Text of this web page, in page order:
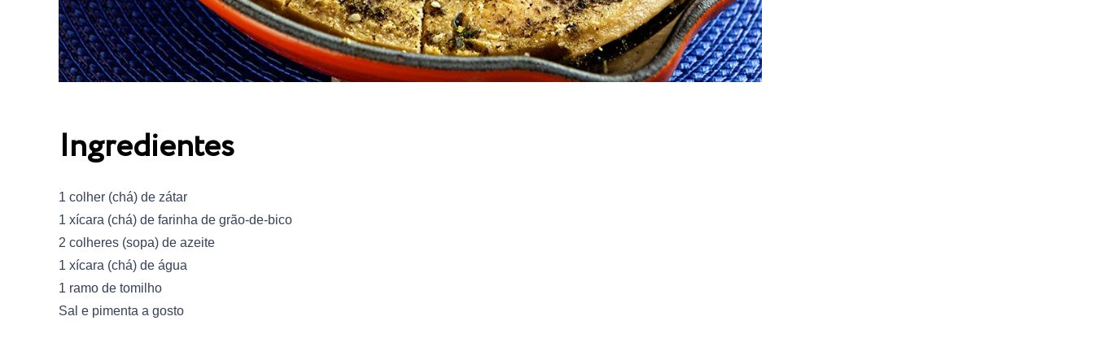
Ingredientes
1 colher (chá) de zátar
1 xícara (chá) de farinha de grão-de-bico
2 colheres (sopa) de azeite
1 xícara (chá) de água
1 ramo de tomilho
Sal e pimenta a gosto